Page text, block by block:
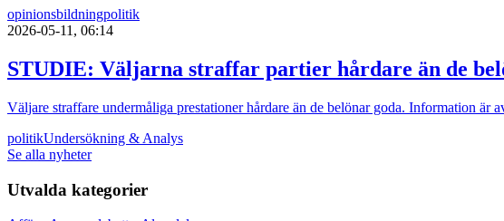
opinionsbildningpolitik
2026-05-11, 06:14
STUDIE: Väljarna straffar partier hårdare än de
Väljare straffare undermåliga prestationer hårdare än de belönar goda. Information
politikUndersökning & Analys
Se alla nyheter
Utvalda kategorier